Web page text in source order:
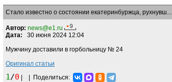
Стало известно о состоянии екатеринбуржца, рухнувш...
Автор: news@e1.ru
Дата: 30 июня 2024 12:04
Мужчину доставили в горбольницу № 24
Оригинал статьи
1/0
Поделиться: